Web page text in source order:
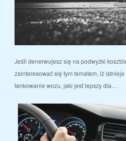
Jeśli denerwujesz się na podwyżki
zainteresować się tym tematem, iż
tankowanie wozu, jaki jest lepszy dla…